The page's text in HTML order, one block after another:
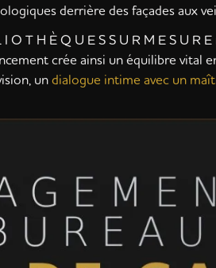
derrière des façades aux
T H È Q U E S S U R M E S U R
crée ainsi un équilibre vital
undialogue intime avec un